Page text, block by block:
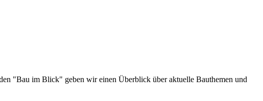
"Bau im Blick" geben wir einen Überblick über aktuelle Bauthemen und